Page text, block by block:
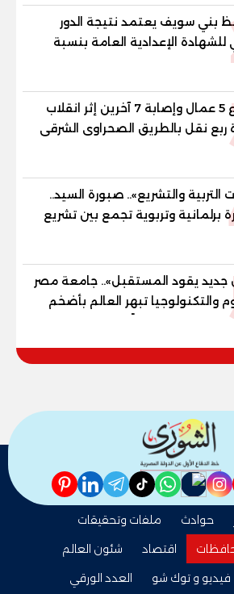
بني سويف يعتمد نتيجة الدور
للشهادة الإعدادية العامة بنسبة
للمكفوفين
مصرع 5 عمال وإصابة 7 آخرين إثر انقلاب
ربع نقل بالطريق الصحراوى الشرقى
والتشريع».. صبورة السيد..
برلمانية وتربوية تجمع بين تشريع
وصناعة الأجيال لبناء الإنسان
جديد يقود المستقبل».. جامعة مصر
والتكنولوجيا تبهر العالم بأضخم
تخرج وتصنع جيلًا ذهبيًا يغزو سوق
instagram
nabd
whatsapp
tiktok
telegram
linkedin
pinterest
حوادث
ملفات وتحقيقات
اقتصاد
شئون العالم
فيديو و توك شو العدد الورقي